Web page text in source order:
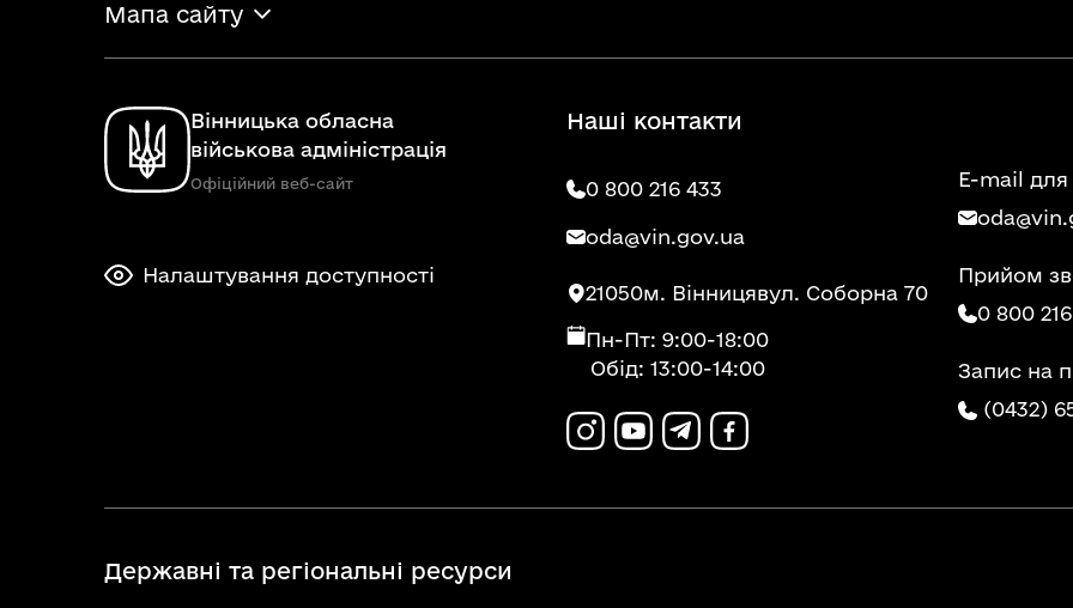
Мапа сайту
Вінницька обласна
військова адміністрація
Офіційний веб-сайт
Налаштування доступності
Наші контакти
0 800 216 433
oda@vin.gov.ua
21050м. Вінницявул. Соборна 70
Пн-Пт: 9:00-18:00
Обід: 13:00-14:00
E-mail
Прийом
0 800
Запис на
(0432)
Державні та регіональні ресурси